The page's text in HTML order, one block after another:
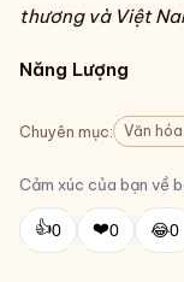
thương và Việt
Năng Lượng
Chuyên mục: Văn
Cảm xúc của bạn về
👍0 ❤️0 😂0